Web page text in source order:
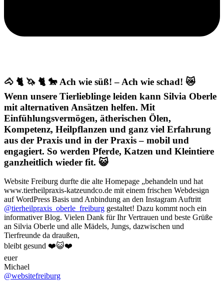
🐴 🐈 🦄 🐈 🐎 Ach wie süß! – Ach wie schad! 😿
Wenn unsere Tierlieblinge leiden kann Silvia Oberle
mit alternativen Ansätzen helfen. Mit
Einfühlungsvermögen, ätherischen Ölen,
Kompetenz, Heilpflanzen und ganz viel Erfahrung
aus der Praxis und in der Praxis – mobil und
engagiert. So werden Pferde, Katzen und Kleintiere
ganzheitlich wieder fit. 😺
Website Freiburg durfte die alte Homepage „behandeln und hat
www.tierheilpraxis-katzeundco.de mit einem frischen Webdesign
auf WordPress Basis und Anbindung an den Instagram Auftritt
@tierheilpraxis_oberle_freiburg gestaltet! Dazu kommt noch ein
informativer Blog. Vielen Dank für Ihr Vertrauen und beste Grüße
an Silvia Oberle und alle Mädels, Jungs, dazwischen und
Tierfreunde da draußen,
bleibt gesund ❤️😺❤️
euer
Michael
@websitefreiburg